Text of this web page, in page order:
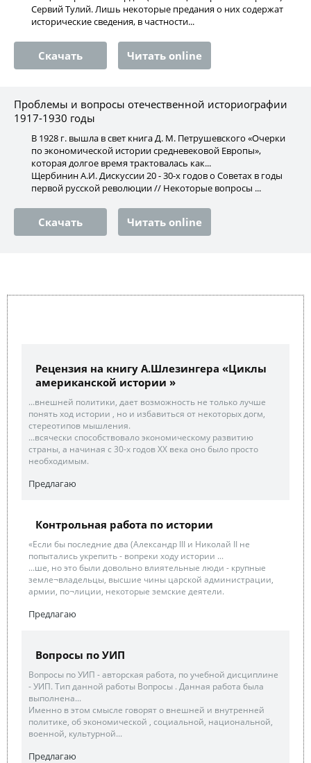
Сервий Тулий. Лишь некоторые предания о них содержат
исторические сведения, в частности...
Скачать Читать online
Проблемы и вопросы отечественной историографии
1917-1930 годы
В 1928 г. вышла в свет книга Д. М. Петрушевского «Очерки
по экономической истории средневековой Европы»,
которая долгое время трактовалась как...
Щербинин А.И. Дискуссии 20 - 30-х годов о Советах в годы
первой русской революции // Некоторые вопросы ...
Скачать Читать online
Рецензия на книгу А.Шлезингера «Циклы
американской истории »
...внешней политики, дает возможность не только лучше
понять ход истории , но и избавиться от некоторых догм,
стереотипов мышления.
...всячески способствовало экономическому развитию
страны, а начиная с 30-х годов ХХ века оно было просто
необходимым.
Предлагаю
Контрольная работа по истории
«Если бы последние два (Александр III и Николай II не
попытались укрепить - вопреки ходу истории ...
...ше, но это были довольно влиятельные люди - крупные
земле¬владельцы, высшие чины царской администрации,
армии, по¬лиции, некоторые земские деятели.
Предлагаю
Вопросы по УИП
Вопросы по УИП - авторская работа, по учебной дисциплине
- УИП. Тип данной работы Вопросы . Данная работа была
выполнена...
Именно в этом смысле говорят о внешней и внутренней
политике, об экономической , социальной, национальной,
военной, культурной...
Предлагаю